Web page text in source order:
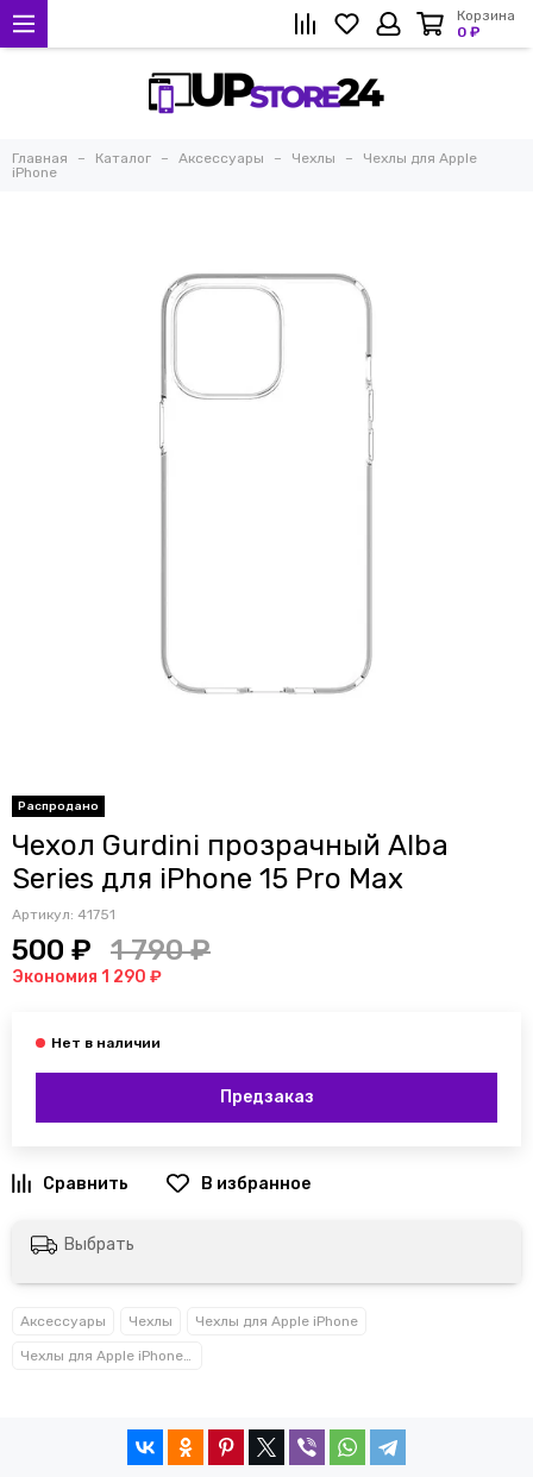
Корзина
0 ₽
Главная Каталог Аксессуары Чехлы
Чехлы для Apple
iPhone
Распродано
Чехол Gurdini прозрачный Alba
Series для iPhone 15 Pro Max
Артикул: 41751
500 ₽ 1 790 ₽
Экономия 1 290 ₽
Предзаказ
Выбрать
Аксессуары Чехлы Чехлы для Apple iPhone
Чехлы для Apple iPhone 15 / 15 Plus / 15 Pro / 15 Pro Max